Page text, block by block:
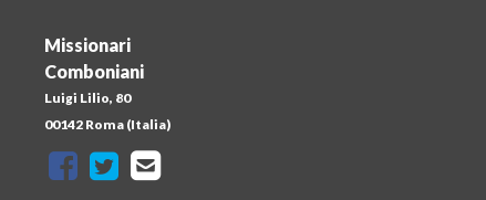
Missionari
Comboniani
Luigi Lilio, 80
00142 Roma (Italia)